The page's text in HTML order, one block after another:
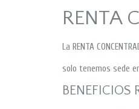
RENTA
La RENTA
solo tenemos sede
BENEFICIOS